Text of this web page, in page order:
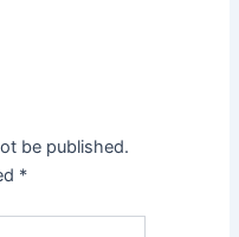
be published.
*